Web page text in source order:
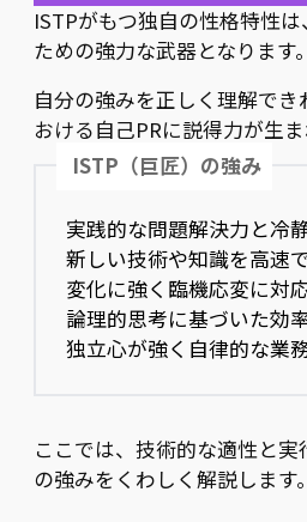
ISTPがもつ独自の性格特性
ための強力な武器となります。
自分の強みを正しく理解で
おける自己PRに説得力が生ま
ISTP（巨匠）の強み
実践的な問題解決力と冷
新しい技術や知識を高速
変化に強く臨機応変に対
論理的思考に基づいた効
独立心が強く自律的な業
ここでは、技術的な適性と
の強みをくわしく解説します。